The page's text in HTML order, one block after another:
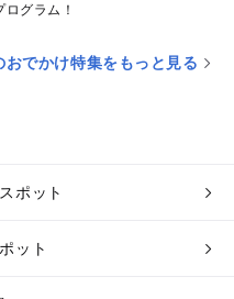
ログラム！
おでかけ特集をもっと見る
ポット
ット